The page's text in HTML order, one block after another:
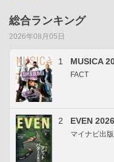
総合ランキング
2026年08月05日
1 MUSICA
FACT
2 EVEN
マイナビ出版